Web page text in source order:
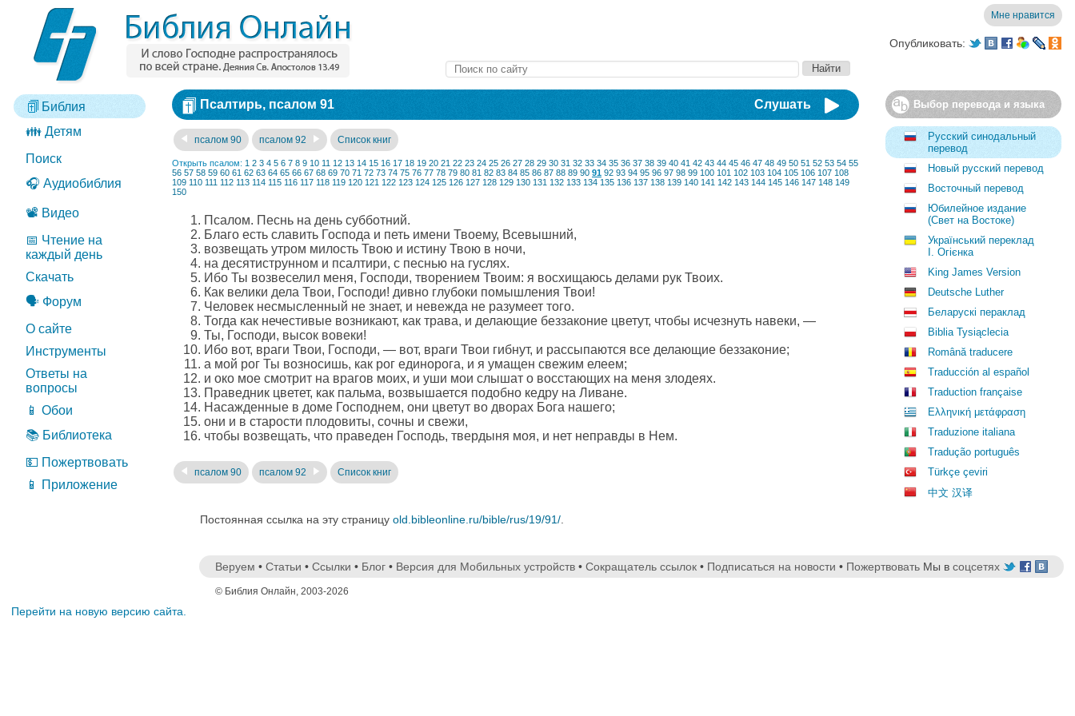
Мне нравится
Опубликовать:
Библия
👪 Детям
Поиск
🎧 Аудиобиблия
📽️ Видео
📅 Чтение на
каждый день
Скачать
🗣️ Форум
О сайте
Инструменты
Ответы на
вопросы
📱 Обои
📚 Библиотека
💵 Пожертвовать
📱 Приложение
Псалтирь, псалом 91 Слушать
псалом 90 псалом 92 Список книг
Открыть псалом: 1 2 3 4 5 6 7 8 9 10 11 12 13 14 15 16 17 18 19 20 21 22 23 24 25 26 27 28 29 30 31 32 33 34 35 36 37 38 39 40 41 42 43 44 45 46 47 48 49 50 51 52 53 54 55
56 57 58 59 60 61 62 63 64 65 66 67 68 69 70 71 72 73 74 75 76 77 78 79 80 81 82 83 84 85 86 87 88 89 90 91 92 93 94 95 96 97 98 99 100 101 102 103 104 105 106 107 108
109 110 111 112 113 114 115 116 117 118 119 120 121 122 123 124 125 126 127 128 129 130 131 132 133 134 135 136 137 138 139 140 141 142 143 144 145 146 147 148 149
150
Псалом. Песнь на день субботний.
Благо есть славить Господа и петь имени Твоему, Всевышний,
возвещать утром милость Твою и истину Твою в ночи,
на десятиструнном и псалтири, с песнью на гуслях.
Ибо Ты возвеселил меня, Господи, творением Твоим: я восхищаюсь делами рук Твоих.
Как велики дела Твои, Господи! дивно глубоки помышления Твои!
Человек несмысленный не знает, и невежда не разумеет того.
Тогда как нечестивые возникают, как трава, и делающие беззаконие цветут, чтобы исчезнуть навеки, —
Ты, Господи, высок вовеки!
Ибо вот, враги Твои, Господи, — вот, враги Твои гибнут, и рассыпаются все делающие беззаконие;
а мой рог Ты возносишь, как рог единорога, и я умащен свежим елеем;
и око мое смотрит на врагов моих, и уши мои слышат о восстающих на меня злодеях.
Праведник цветет, как пальма, возвышается подобно кедру на Ливане.
Насажденные в доме Господнем, они цветут во дворах Бога нашего;
они и в старости плодовиты, сочны и свежи,
чтобы возвещать, что праведен Господь, твердыня моя, и нет неправды в Нем.
псалом 90 псалом 92 Список книг
Постоянная ссылка на эту страницу old.bibleonline.ru/bible/rus/19/91/
Выбор перевода и языка
Русский синодальный
перевод
Новый русский перевод
Восточный перевод
Юбилейное издание
(Свет на Востоке)
Український переклад
І. Огієнка
King James Version
Deutsche Luther
Беларускі пераклад
Biblia Tysiąclecia
Română traducere
Traducción al español
Traduction française
Ελληνική μετάφραση
Traduzione italiana
Tradução português
Türkçe çeviri
中文 汉译
Мы в соцсетях
Веруем • Статьи • Ссылки • Блог • Версия для Мобильных устройств • Сокращатель ссылок • Подписаться на новости • Пожертвовать
© Библия Онлайн, 2003-2026
Перейти на новую версию сайта.